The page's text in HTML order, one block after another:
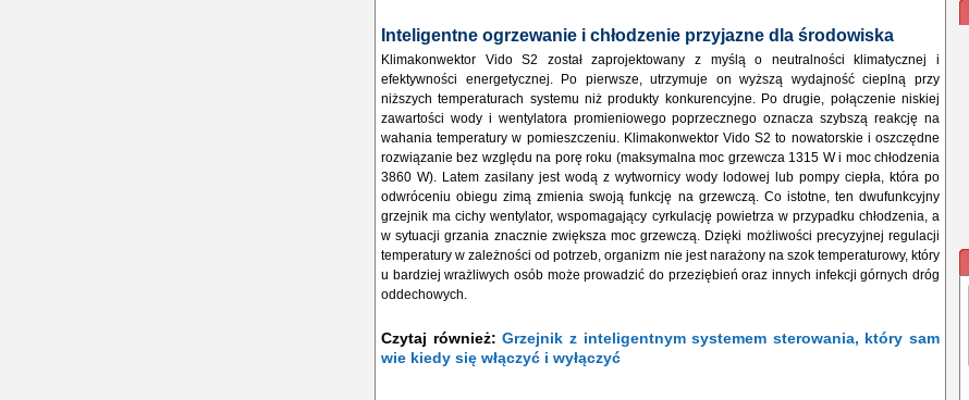
Inteligentne ogrzewanie i chłodzenie przyjazne dla środowiska
Klimakonwektor Vido S2 został zaprojektowany z myślą o neutralności klimatycznej i
efektywności energetycznej. Po pierwsze, utrzymuje on wyższą wydajność cieplną przy
niższych temperaturach systemu niż produkty konkurencyjne. Po drugie, połączenie niskiej
zawartości wody i wentylatora promieniowego poprzecznego oznacza szybszą reakcję na
wahania temperatury w pomieszczeniu. Klimakonwektor Vido S2 to nowatorskie i oszczędne
rozwiązanie bez względu na porę roku (maksymalna moc grzewcza 1315 W i moc chłodzenia
3860 W). Latem zasilany jest wodą z wytwornicy wody lodowej lub pompy ciepła, która po
odwróceniu obiegu zimą zmienia swoją funkcję na grzewczą. Co istotne, ten dwufunkcyjny
grzejnik ma cichy wentylator, wspomagający cyrkulację powietrza w przypadku chłodzenia, a
w sytuacji grzania znacznie zwiększa moc grzewczą. Dzięki możliwości precyzyjnej regulacji
temperatury w zależności od potrzeb, organizm nie jest narażony na szok temperaturowy, który
u bardziej wrażliwych osób może prowadzić do przeziębień oraz innych infekcji górnych dróg
oddechowych.
Czytaj również:Grzejnik z inteligentnym systemem sterowania, który sam
wie kiedy się włączyć i wyłączyć